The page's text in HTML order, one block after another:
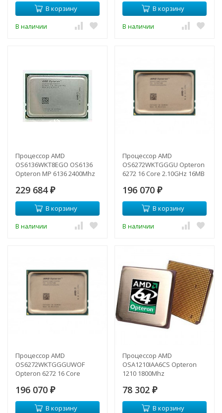
OS2425PDS6DGN(NEW)
В корзину
В наличии
В корзину
В наличии
Процессор AMD
OS6136WKT8EGO OS6136
Opteron MP 6136 2400Mhz
sG34 CCAFD-
OS6136WKT8EGO(NEW)
229 684 ₽
В корзину
В наличии
Процессор AMD
OS6272WKTGGGU Opteron
6272 16 Core 2.10GHz 16MB
OS6272WKTGGGU(NEW)
196 070 ₽
В корзину
В наличии
Процессор AMD
OS6272WKTGGGUWOF
Opteron 6272 16 Core
Processor-
OS6272WKTGGGUWOF(NEW)
196 070 ₽
В корзину
Процессор AMD
OSA1210IAA6CS Opteron
1210 1800Mhz
sAM2-OSA1210IAA6CS(NEW)
78 302 ₽
В корзину